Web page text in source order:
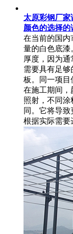
太原彩钢厂
颜色的选择的
在当前的国内
量的白色底漆
厚度，因为
需要具有足
板。同一项目
在施工期间，
照射，不同
同。它将导
根据实际需要